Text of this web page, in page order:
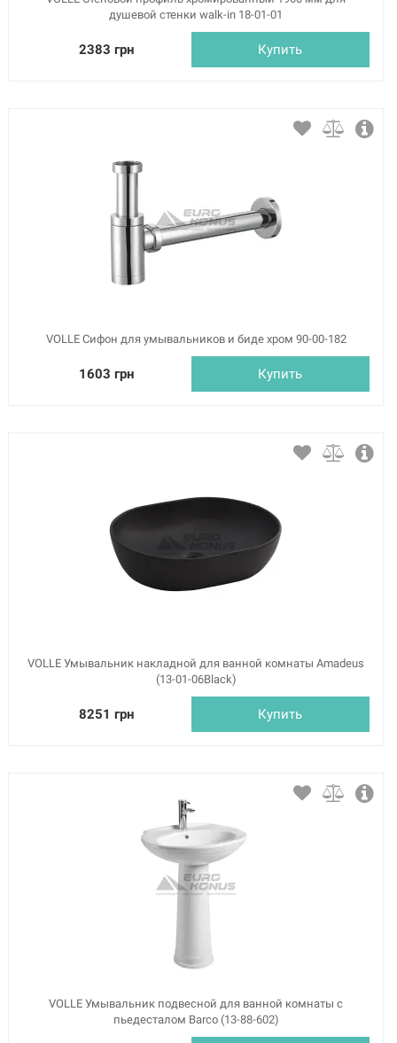
душевой стенки walk-in 18-01-01
2383 грн Купить
VOLLE Сифон для умывальников и биде хром 90-00-182
1603 грн Купить
VOLLE Умывальник накладной для ванной комнаты Amadeus
(13-01-06Black)
8251 грн Купить
VOLLE Умывальник подвесной для ванной комнаты с
пьедесталом Barco (13-88-602)